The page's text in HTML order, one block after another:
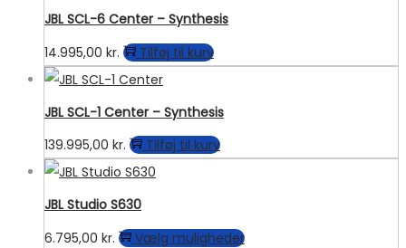
på
JBL SCL-6 Center – Synthesis
14.995,00 kr. Tilføj til kurv
JBL SCL-1 Center – Synthesis
139.995,00 kr. Tilføj til kurv
JBL Studio S630
6.795,00 kr. Vælg mulighederDette